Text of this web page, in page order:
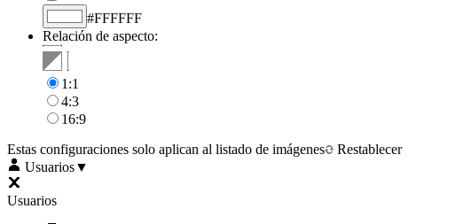
#FFFFFF
Relación de aspecto:
1:1
4:3
16:9
Estas configuraciones solo aplican al listado de imágenes
Restablecer
Usuarios▼
Usuarios